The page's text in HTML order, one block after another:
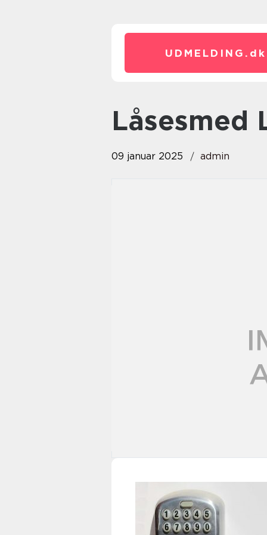
UDMELDING. dk
låsesmed
09 januar 2025 admin